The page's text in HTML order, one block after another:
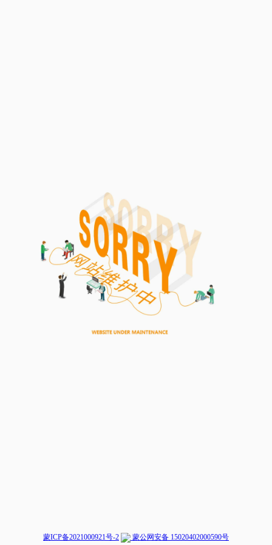
蒙ICP备2021000921号-2 蒙公网安备 15020402000590号